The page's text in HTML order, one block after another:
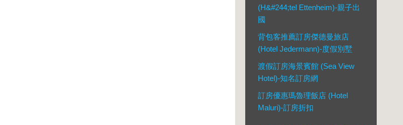
(H&#244;tel Ettenheim)-親子出
國
背包客推薦訂房傑德曼旅店
(Hotel Jedermann)-度假別墅
渡假訂房海景賓館 (Sea View
Hotel)-知名訂房網
訂房優惠瑪魯理飯店 (Hotel
Maluri)-訂房折扣